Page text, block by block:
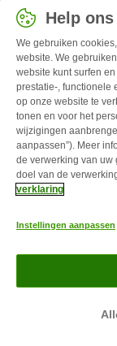
Groot,
Tamaskan
Intelligent,
Help
We gebruiken
website. We
website kunt surfen
prestatie-, functionele
op onze website te
tonen en voor het
wijzigingen
aanpassen”). Meer
de verwerking van uw
doel van de
verklaring
Instellingen aanpassen